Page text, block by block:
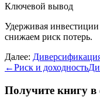
Ключевой вывод
Удерживая
снижаем риск потерь.
Далее:
←Риск и доходность
Получите книгу в